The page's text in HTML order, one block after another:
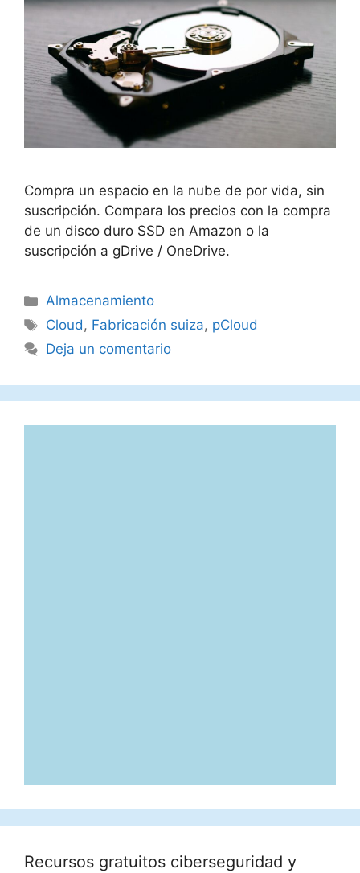
Compra un espacio en la nube de por vida, sin
suscripción. Compara los precios con la compra
de un disco duro SSD en Amazon o la
suscripción a gDrive / OneDrive.
Categorías
Almacenamiento
Etiquetas
Cloud, Fabricación suiza, pCloud
Deja un comentario
Recursos gratuitos ciberseguridad y